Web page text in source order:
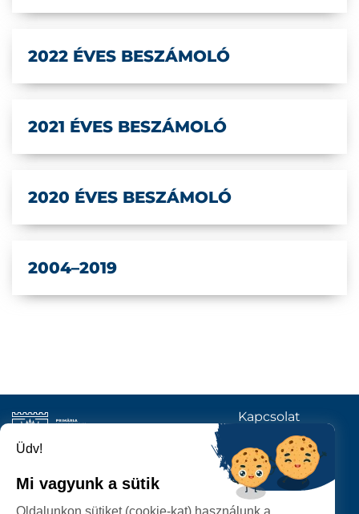
2022 ÉVES BESZÁMOLÓ
2021 ÉVES BESZÁMOLÓ
2020 ÉVES BESZÁMOLÓ
2004–2019
SZATMÁRNÉMETI
Kapcsolat
KÖVESSENEK
Üdv!
Mi vagyunk a sütik
Oldalunkon sütiket (cookie-kat) használunk a